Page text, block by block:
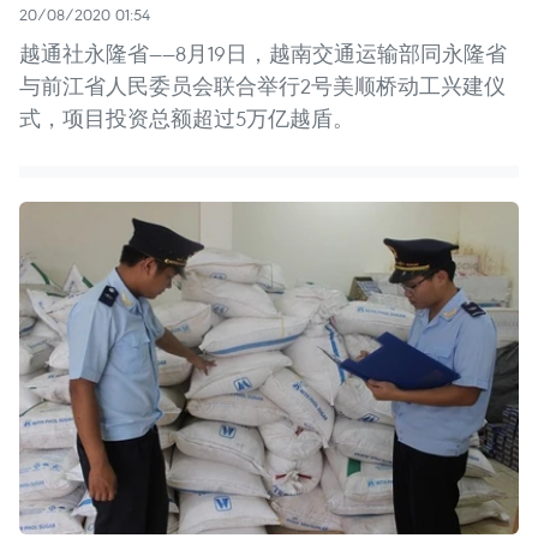
20/08/2020 01:54
越通社永隆省——8月19日，越南交通运输部同永隆省
与前江省人民委员会联合举行2号美顺桥动工兴建仪
式，项目投资总额超过5万亿越盾。